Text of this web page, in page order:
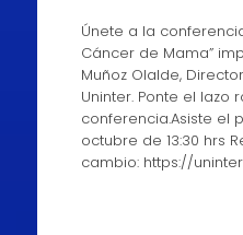
Únete a la
Cáncer de Mama”
Muñoz Olalde,
Uninter. Ponte el lazo
conferencia.Asiste el
octubre de 13:30 hrs
cambio: https://